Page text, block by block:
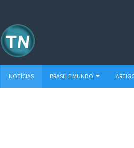
NOTÍCIAS BRASIL E MUNDO